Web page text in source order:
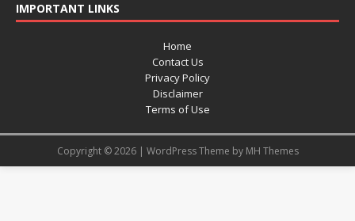
IMPORTANT LINKS
Home
Contact Us
Privacy Policy
Disclaimer
Terms of Use
Copyright © 2026 | WordPress Theme by MH Themes